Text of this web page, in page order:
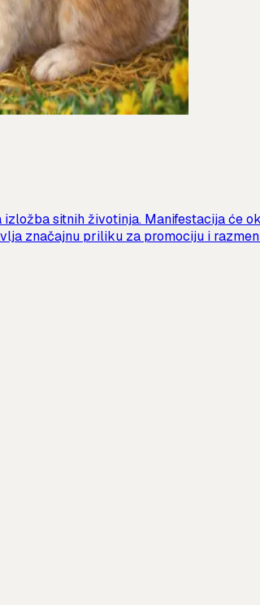
sitnih životinja. Manifestacija će
značajnu priliku za promociju i